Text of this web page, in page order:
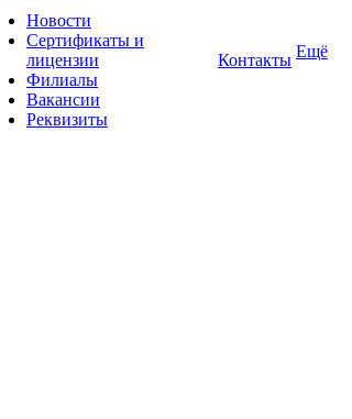
Новости
Сертификаты и
лицензии
Филиалы
Вакансии
Реквизиты
Контакты Ещё